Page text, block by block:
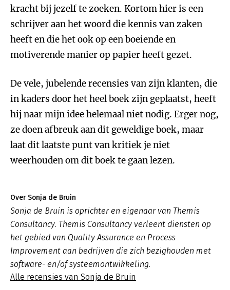
kracht bij jezelf te zoeken. Kortom hier is een
schrijver aan het woord die kennis van zaken
heeft en die het ook op een boeiende en
motiverende manier op papier heeft gezet.
De vele, jubelende recensies van zijn klanten, die
in kaders door het heel boek zijn geplaatst, heeft
hij naar mijn idee helemaal niet nodig. Erger nog,
ze doen afbreuk aan dit geweldige boek, maar
laat dit laatste punt van kritiek je niet
weerhouden om dit boek te gaan lezen.
Over Sonja de Bruin
Sonja de Bruin is oprichter en eigenaar van Themis
Consultancy. Themis Consultancy verleent diensten op
het gebied van Quality Assurance en Process
Improvement aan bedrijven die zich bezighouden met
software- en/of systeemontwikkeling.
Alle recensies van Sonja de Bruin